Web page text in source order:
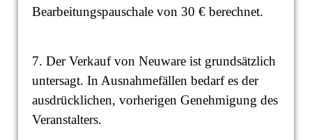
Bearbeitungspauschale von 30 € berechnet.
7. Der Verkauf von Neuware ist grundsätzlich
untersagt. In Ausnahmefällen bedarf es der
ausdrücklichen, vorherigen Genehmigung des
Veranstalters.